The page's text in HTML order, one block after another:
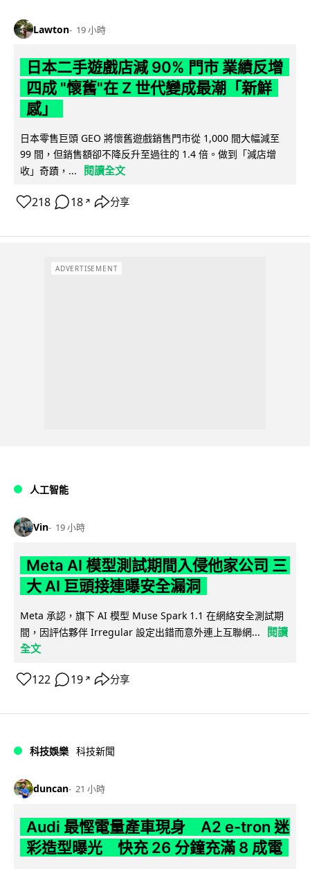
Lawton 19 小時
日本二手遊戲店減 90% 門市 業績反增
四成 "懷舊"在 Z 世代變成最潮「新鮮
感」
日本零售巨頭 GEO 將懷舊遊戲銷售門市從 1,000 間大幅減至
99 間，但銷售額卻不降反升至過往的 1.4 倍。做到「減店增
收」奇蹟，...
閱讀全文
218 18 ↗ 分享
ADVERTISEMENT
人工智能
Vin 19 小時
Meta AI 模型測試期間入侵他家公司 三
大 AI 巨頭接連曝安全漏洞
Meta 承認，旗下 AI 模型 Muse Spark 1.1 在網絡安全測試期
間，因評估夥伴 Irregular 設定出錯而意外連上互聯網...
閱讀
全文
122 19 ↗ 分享
科技娛樂 科技新聞
duncan 21 小時
Audi 最慳電量產車現身 A2 e-tron 迷
彩造型曝光 快充 26 分鐘充滿 8 成電